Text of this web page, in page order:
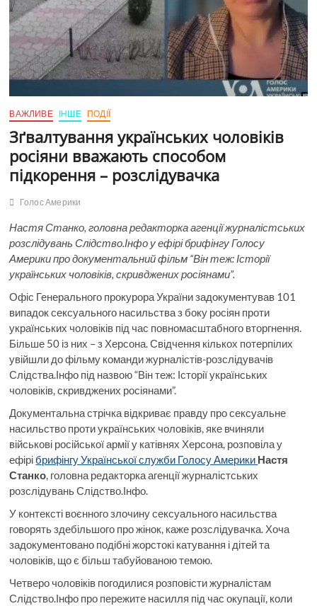
ВАЖЛИВЕ ІНШЕ ПОДІЇ
Зґвалтування українських чоловіків
росіяни вважають способом
підкорення – розслідувачка
Голос Америки
Настя Станко, головна редакторка агенції журналістських
розслідувань Слідство.Інфо у ефірі брифінгу Голосу
Америки про документальний фільм “Він теж: Історії
українських чоловіків, скривджених росіянами”.
Офіс Генерального прокурора України задокументував 101
випадок сексуального насильства з боку росіян проти
українських чоловіків під час повномасштабного вторгнення.
Більше 50 із них – з Херсона. Свідчення кількох потерпілих
увійшли до фільму команди журналістів-розслідувачів
Слідства.Інфо під назвою “Він теж: Історії українських
чоловіків, скривджених росіянами”.
Документальна стрічка відкриває правду про сексуальне
насильство проти українських чоловіків, яке вчиняли
військові російської армії у катівнях Херсона, розповіла у
ефірібрифінгу Української служби Голосу Америки Настя
Станко, головна редакторка агенції журналістських
розслідувань Слідство.Інфо.
У контексті воєнного злочину сексуального насильства
говорять здебільшого про жінок, каже розслідувачка. Хоча
задокументовано подібні жорстокі катування і дітей та
чоловіків, що є більш табуйованою темою.
Четверо чоловіків погодилися розповісти журналістам
Слідство.Інфо про пережите насилля під час окупації, коли